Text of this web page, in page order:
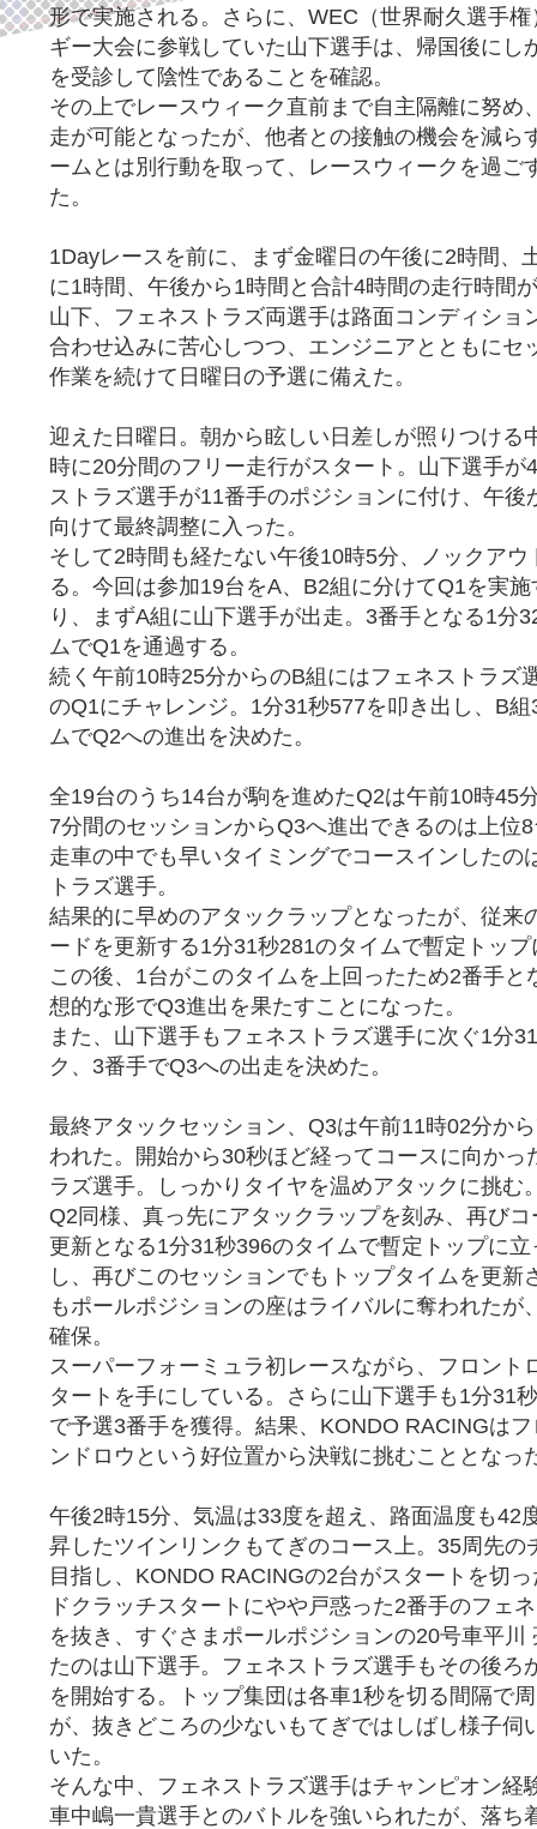
形で実施される。さらに、WEC（世界耐久選手
ギー大会に参戦していた山下選手は、帰国後にし
を受診して陰性であることを確認。
その上でレースウィーク直前まで自主隔離に努め
走が可能となったが、他者との接触の機会を減ら
ームとは別行動を取って、レースウィークを過ご
た。
1Dayレースを前に、まず金曜日の午後に2時間、
に1時間、午後から1時間と合計4時間の走行時間
山下、フェネストラズ両選手は路面コンディショ
合わせ込みに苦心しつつ、エンジニアとともにセ
作業を続けて日曜日の予選に備えた。
迎えた日曜日。朝から眩しい日差しが照りつける
時に20分間のフリー走行がスタート。山下選手が
ストラズ選手が11番手のポジションに付け、午後
向けて最終調整に入った。
そして2時間も経たない午後10時5分、ノックアウ
る。今回は参加19台をA、B2組に分けてQ1を実
り、まずA組に山下選手が出走。3番手となる1分
ムでQ1を通過する。
続く午前10時25分からのB組にはフェネストラズ
のQ1にチャレンジ。1分31秒577を叩き出し、B
ムでQ2への進出を決めた。
全19台のうち14台が駒を進めたQ2は午前10時45
7分間のセッションからQ3へ進出できるのは上位
走車の中でも早いタイミングでコースインしたの
トラズ選手。
結果的に早めのアタックラップとなったが、従来
ードを更新する1分31秒281のタイムで暫定トッ
この後、1台がこのタイムを上回ったため2番手と
想的な形でQ3進出を果たすことになった。
また、山下選手もフェネストラズ選手に次ぐ1分
ク、3番手でQ3への出走を決めた。
最終アタックセッション、Q3は午前11時02分か
われた。開始から30秒ほど経ってコースに向かっ
ラズ選手。しっかりタイヤを温めアタックに挑む
Q2同様、真っ先にアタックラップを刻み、再び
更新となる1分31秒396のタイムで暫定トップに
し、再びこのセッションでもトップタイムを更新
もポールポジションの座はライバルに奪われたが
確保。
スーパーフォーミュラ初レースながら、フロント
タートを手にしている。さらに山下選手も1分31
で予選3番手を獲得。結果、KONDO RACINGは
ンドロウという好位置から決戦に挑むこととなっ
午後2時15分、気温は33度を超え、路面温度も42
昇したツインリンクもてぎのコース上。35周先の
目指し、KONDO RACINGの2台がスタートを切
ドクラッチスタートにやや戸惑った2番手のフェ
を抜き、すぐさまポールポジションの20号車平川
たのは山下選手。フェネストラズ選手もその後ろ
を開始する。トップ集団は各車1秒を切る間隔で
が、抜きどころの少ないもてぎではしばし様子伺
いた。
そんな中、フェネストラズ選手はチャンピオン経
車中嶋一貴選手とのバトルを強いられたが、落ち